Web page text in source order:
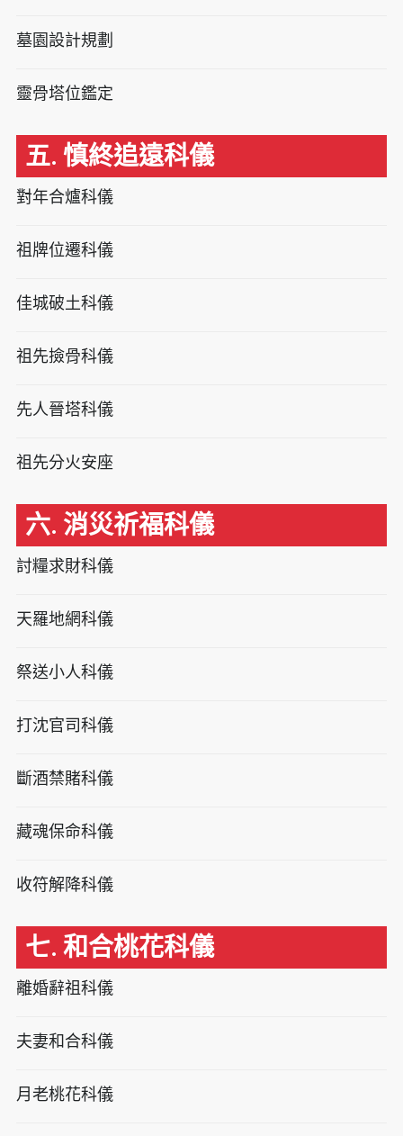
墓園設計規劃
靈骨塔位鑑定
五. 慎終追遠科儀
對年合爐科儀
祖牌位遷科儀
佳城破土科儀
祖先撿骨科儀
先人晉塔科儀
祖先分火安座
六. 消災祈福科儀
討糧求財科儀
天羅地網科儀
祭送小人科儀
打沈官司科儀
斷酒禁賭科儀
藏魂保命科儀
收符解降科儀
七. 和合桃花科儀
離婚辭祖科儀
夫妻和合科儀
月老桃花科儀